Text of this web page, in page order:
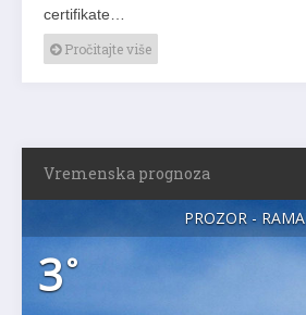
certifikate…
Pročitajte više
Vremenska prognoza
PROZOR - RAMA
3°